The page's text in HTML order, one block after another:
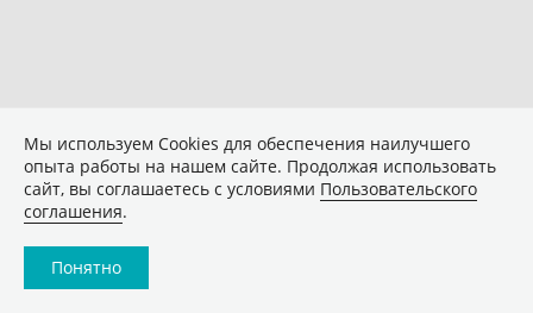
Мы используем Сookies для обеспечения наилучшего
опыта работы на нашем сайте. Продолжая использовать
сайт, вы соглашаетесь с условиями Пользовательского
соглашения.
Понятно